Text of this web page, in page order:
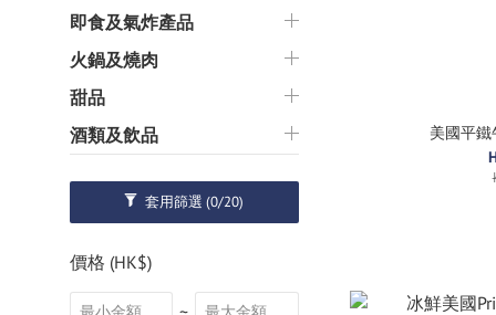
即食及氣炸產品
火鍋及燒肉
甜品
酒類及飲品
套用篩選(0/20)
價格 (HK$)
美國平